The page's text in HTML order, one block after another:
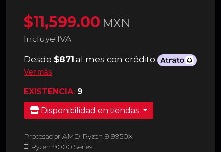
$11,599.00 MXN
Incluye IVA
Desde $871 al mes con crédito
Ver más
EXISTENCIA: 9
Disponibilidad en tiendas
Procesador AMD Ryzen 9 9950X
◻️ Ryzen 9000 Series